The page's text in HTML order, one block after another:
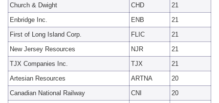
Church & Dwight CHD
21
Enbridge Inc.
ENB
21
First of Long Island Corp.
FLIC
21
New Jersey Resources
NJR
21
TJX Companies Inc.
TJX
21
Artesian Resources
ARTNA
20
Canadian National Railway
CNI
20